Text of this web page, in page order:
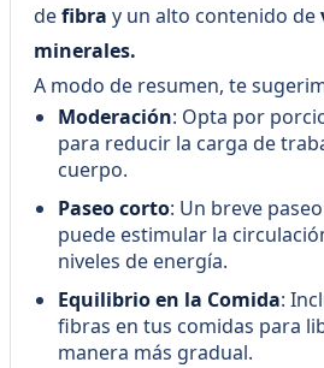
defibra y un alto contenido de
minerales.
A modo de resumen, te
Moderación: Opta por
para reducir la carga de
cuerpo.
Paseo corto: Un breve
puede estimular la
niveles de energía.
Equilibrio en la Comida:
fibras en tus comidas para
manera más gradual.